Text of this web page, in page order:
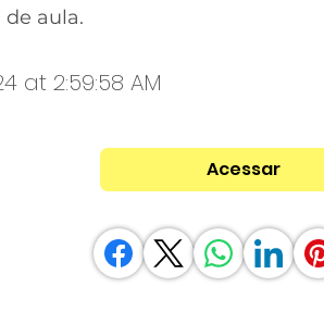
aula.
at 2:59:58 AM
Acessar